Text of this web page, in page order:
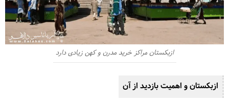
ازبکستان مراکز خرید مدرن و کهن زیادی دارد
ازبکستان و اهمیت بازدید از آن